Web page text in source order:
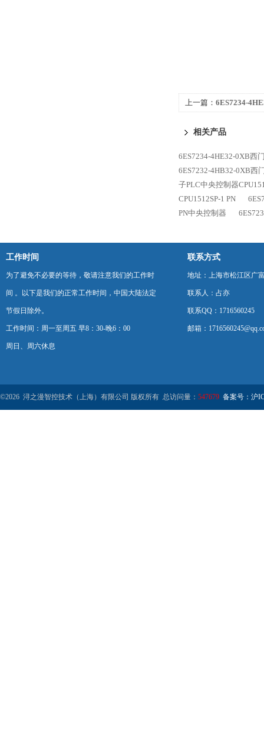
上一篇： 6ES7234-
相关产品
6ES7234-4HE32-0XB西
6ES7232-4HB32-0XB西
子PLC中央控制器
CPU1512SP-1 PN
PN中央控制器
工作时间
为了避免不必要的等待，敬请注意我们的工作时
间 。以下是我们的正常工作时间，中国大陆法定
节假日除外。
工作时间：周一至周五 早8：30-晚6：00
周日、周六休息
联系方式
地址：上海市松江区广
联系人：占亦
联系QQ：1716560245
邮箱：
©2026 浔之漫智控技术（上海）有限公司 版权所有 总访问量： 547679 备案号：沪